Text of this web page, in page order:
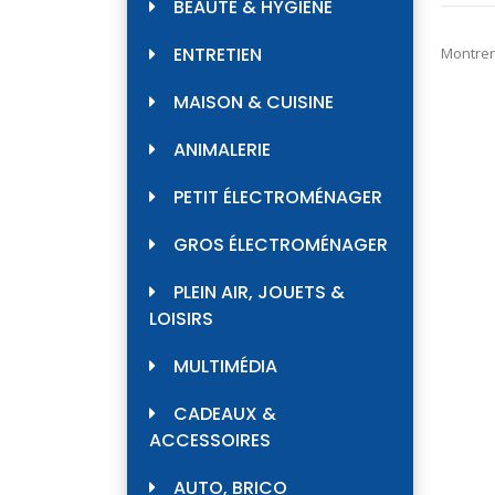
BEAUTÉ & HYGIÈNE
ENTRETIEN
MAISON & CUISINE
ANIMALERIE
PETIT ÉLECTROMÉNAGER
GROS ÉLECTROMÉNAGER
PLEIN AIR, JOUETS &
LOISIRS
MULTIMÉDIA
CADEAUX &
ACCESSOIRES
AUTO, BRICO